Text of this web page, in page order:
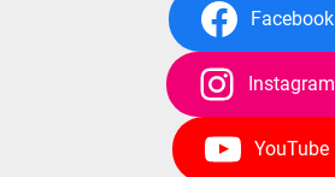
Facebook
Instagram
YouTube